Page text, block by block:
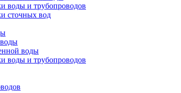
воды и трубопроводов
сточных вод
воды
воды и трубопроводов